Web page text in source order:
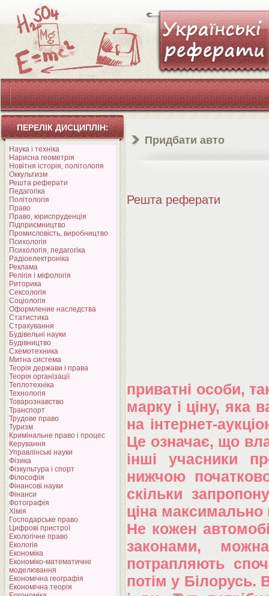
ПЕРЕЛІК ДИСЦИПЛІН:
Наука і техніка
Нарисна геометрія
Новітня історія, політологія
Оккультизм
Решта реферати
Педагогіка
Політологія
Право
Право, юриспруденція
Підприємництво
Промисловість, виробництво
Психологія
Психологія, педагогіка
Радіоелектроніка
Реклама
Релігія і міфологія
Риторика
Сексологія
Соціологія
Оформление наследства
Статистика
Страхування
Будівельні науки
Будівництво
Схемотехника
Митна система
Теорія держави і права
Теорія організації
Теплотехніка
Технологія
Товарознавство
Транспорт
Трудове право
Туризм
Кримінальне право і процес
Керування
Управлінські науки
Фізика
Фізкультура і спорт
Філософія
Фінансові науки
Фінанси
Фотографія
Хімія
Господарське право
Цифрові пристрої
Екологічне право
Екологія
Економіка
Економіко-математичне
моделювання
Економічна географія
Економічна теорія
Придбати авто
Решта реферати
приватні особи,
марку і ціну, яка
на інтернет-
Це означає, що
інші учасники
нижчою
скільки
ціна максимально
Не кожен
законами,
потрапляють
потім у Білорусь.